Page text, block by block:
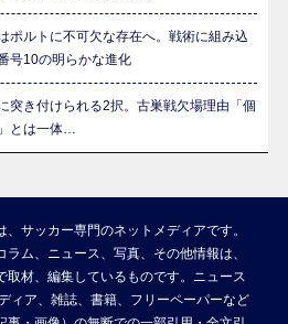
ポルトに不可欠な存在へ。戦術に組み込
号10の明らかな進化
突き付けられる2択。古巣戦欠場理由「個
とは一体…
、サッカー専門のネットメディアです。
ム、ニュース、写真、その他情報は、
取材、編集しているものです。ニュース
ィア、雑誌、書籍、フリーペーパーなど